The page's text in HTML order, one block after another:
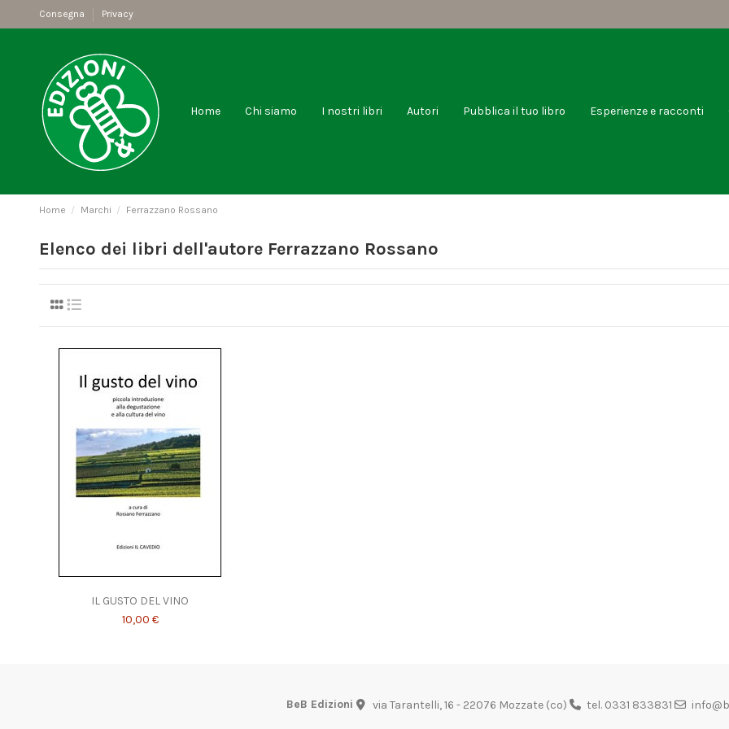
Consegna Privacy
Home Chi siamo I nostri libri Autori Pubblica il tuo libro Esperienze e racconti
Home Marchi Ferrazzano Rossano
Elenco dei libri dell'autore Ferrazzano Rossano
IL GUSTO DEL VINO
10,00 €
BeB Edizioni via Tarantelli, 16 - 22076 Mozzate (co) tel. 0331 833831